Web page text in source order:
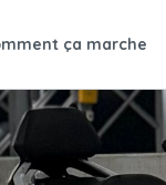
ça marche